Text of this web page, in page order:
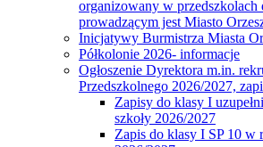
organizowany w przedszkolach
prowadzącym jest Miasto
Inicjatywy Burmistrza Miasta
Półkolonie 2026- informacje
Ogłoszenie Dyrektora m.in.
Przedszkolnego 2026/2027,
Zapisy do klasy I
szkoły 2026/2027
Zapis do klasy I SP 10 w